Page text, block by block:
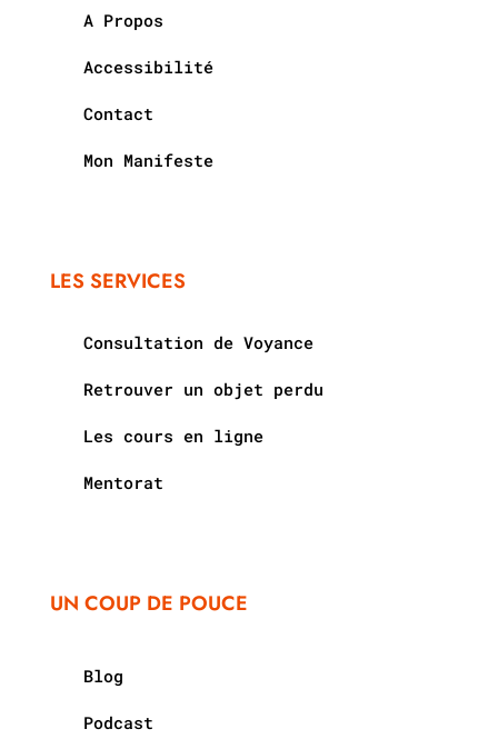
A Propos
Accessibilité
Contact
Mon Manifeste
LES SERVICES
Consultation de Voyance
Retrouver un objet perdu
Les cours en ligne
Mentorat
UN COUP DE POUCE
Blog
Podcast